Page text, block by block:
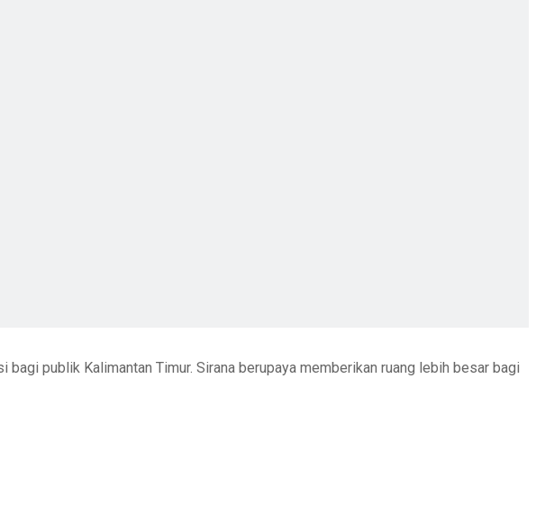
publik Kalimantan Timur. Sirana berupaya memberikan ruang lebih besar bagi